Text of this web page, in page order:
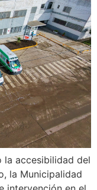
la accesibilidad del
la Municipalidad